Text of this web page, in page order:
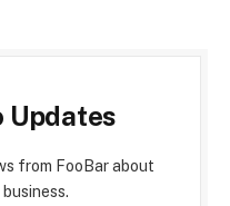
Updates
from FooBar about